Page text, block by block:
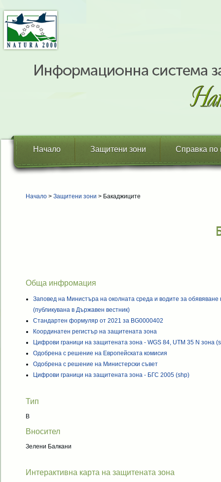
Начало Защитени зони Справка по
Начало > Защитени зони > Бакаджиците
Обща инфромация
Заповед на Министъра на околната среда и водите за
(публикувана в Държавен вестник)
Стандартен формуляр от 2021 за BG0000402
Координатен регистър на защитената зона
Цифрови граници на защитената зона - WGS 84, UTM 35 N зона
Одобрена с решение на Европейската комисия
Одобрена с решение на Министерски съвет
Цифрови граници на защитената зона - БГС 2005 (shp)
Тип
B
Вносител
Зелени Балкани
Интерактивна карта на защитената зона